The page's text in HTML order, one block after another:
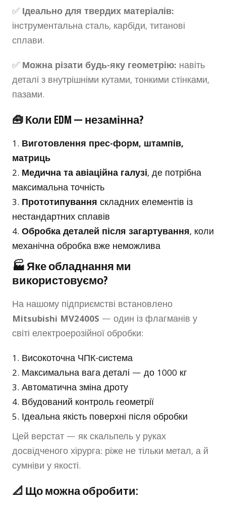
✅ Ідеально для твердих матеріалів:
інструментальна сталь, карбіди, титанові
сплави.
✅ Можна різати будь-яку геометрію: навіть
деталі з внутрішніми кутами, тонкими стінками,
пазами.
🧰 Коли EDM — незамінна?
Виготовлення прес-форм, штампів,
матриць
Медична та авіаційна галузі, де потрібна
максимальна точність
Прототипування складних елементів із
нестандартних сплавів
Обробка деталей після загартування, коли
механічна обробка вже неможлива
🏭 Яке обладнання ми
використовуємо?
На нашому підприємстві встановлено
Mitsubishi MV2400S — один із флагманів у
світі електроерозійної обробки:
Високоточна ЧПК-система
Максимальна вага деталі — до 1000 кг
Автоматична зміна дроту
Вбудований контроль геометрії
Ідеальна якість поверхні після обробки
Цей верстат — як скальпель у руках
досвідченого хірурга: ріже не тільки метал, а й
сумніви у якості.
📐 Що можна обробити: